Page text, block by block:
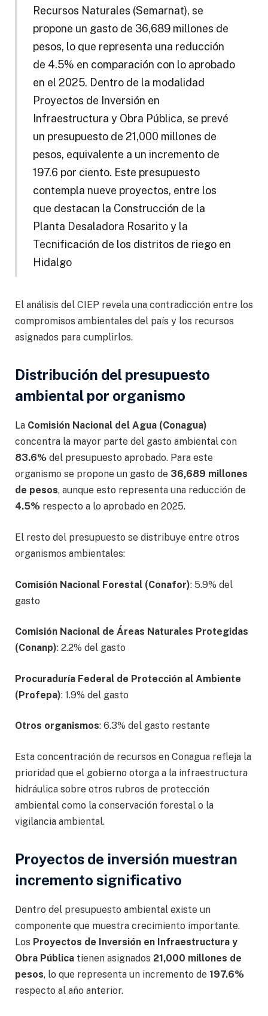
Recursos Naturales (Semarnat), se
propone un gasto de 36,689 millones de
pesos, lo que representa una reducción
de 4.5% en comparación con lo aprobado
en el 2025. Dentro de la modalidad
Proyectos de Inversión en
Infraestructura y Obra Pública, se prevé
un presupuesto de 21,000 millones de
pesos, equivalente a un incremento de
197.6 por ciento. Este presupuesto
contempla nueve proyectos, entre los
que destacan la Construcción de la
Planta Desaladora Rosarito y la
Tecnificación de los distritos de riego en
Hidalgo
El análisis del CIEP revela una contradicción entre los
compromisos ambientales del país y los recursos
asignados para cumplirlos.
Distribución del presupuesto
ambiental por organismo
La Comisión Nacional del Agua (Conagua)
concentra la mayor parte del gasto ambiental con
83.6% del presupuesto aprobado. Para este
organismo se propone un gasto de 36,689 millones
de pesos, aunque esto representa una reducción de
4.5% respecto a lo aprobado en 2025.
El resto del presupuesto se distribuye entre otros
organismos ambientales:
Comisión Nacional Forestal (Conafor): 5.9% del
gasto
Comisión Nacional de Áreas Naturales Protegidas
(Conanp): 2.2% del gasto
Procuraduría Federal de Protección al Ambiente
(Profepa): 1.9% del gasto
Otros organismos: 6.3% del gasto restante
Esta concentración de recursos en Conagua refleja la
prioridad que el gobierno otorga a la infraestructura
hidráulica sobre otros rubros de protección
ambiental como la conservación forestal o la
vigilancia ambiental.
Proyectos de inversión muestran
incremento significativo
Dentro del presupuesto ambiental existe un
componente que muestra crecimiento importante.
Los Proyectos de Inversión en Infraestructura y
Obra Pública tienen asignados 21,000 millones de
pesos, lo que representa un incremento de 197.6%
respecto al año anterior.